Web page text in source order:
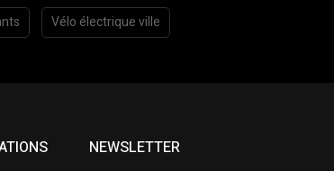
Vélo électrique ville
NEWSLETTER